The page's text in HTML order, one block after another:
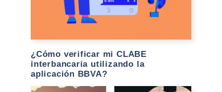
¿Cómo verificar mi CLABE
interbancaria utilizando la
aplicación BBVA?